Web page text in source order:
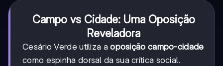
Campo vs Cidade: Uma Oposição
Reveladora
Cesário Verde utiliza aoposição campo-cidade
como espinha dorsal da sua crítica social.